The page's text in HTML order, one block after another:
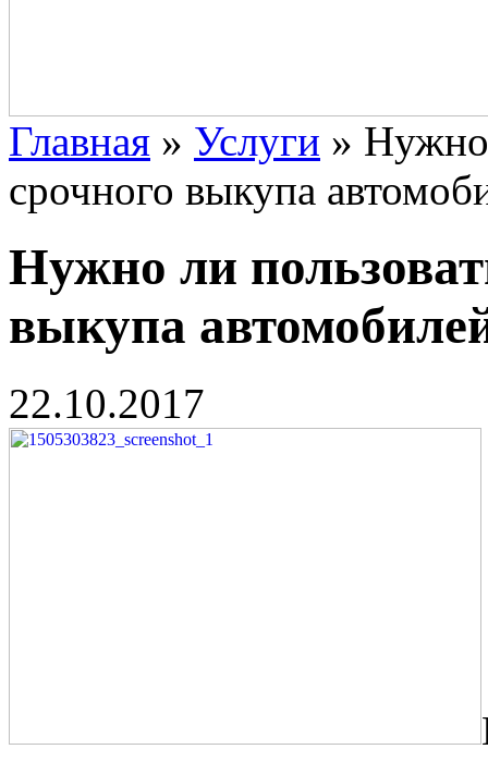
Главная » Услуги » Нужно
срочного выкупа
Нужно ли
выкупа
22.10.2017